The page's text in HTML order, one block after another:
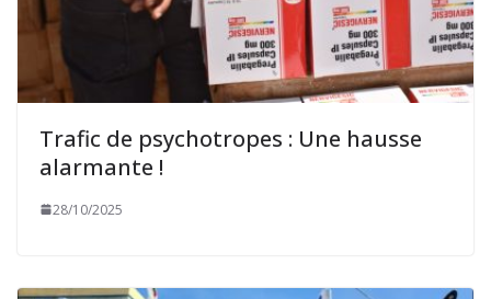
Trafic de psychotropes : Une hausse
alarmante !
28/10/2025